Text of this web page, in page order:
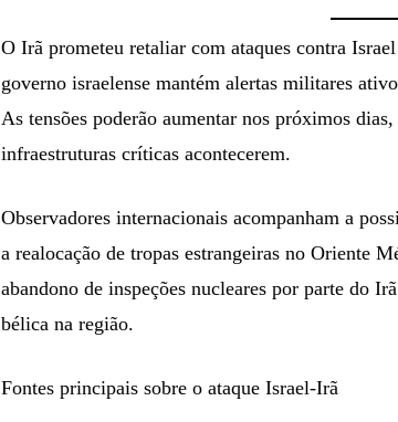
O Irã prometeu retaliar com ataques contra
governo israelense mantém alertas militares
As tensões poderão aumentar nos próximos
infraestruturas críticas acontecerem.
Observadores internacionais acompanham a
a realocação de tropas estrangeiras no Oriente
abandono de inspeções nucleares por parte do
bélica na região.
Fontes principais sobre o ataque Israel‑Irã